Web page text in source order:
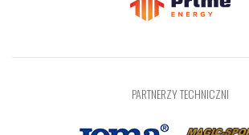
PARTNERZY TECHNICZNI